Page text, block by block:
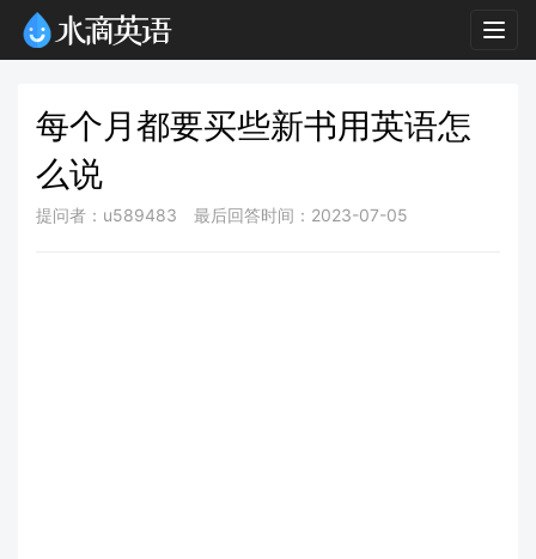
每个月都要买些新书用英语怎
么说
提问者：u589483 最后回答时间：2023-07-05